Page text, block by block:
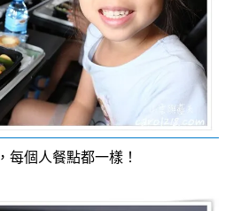
每個人餐點都一樣！